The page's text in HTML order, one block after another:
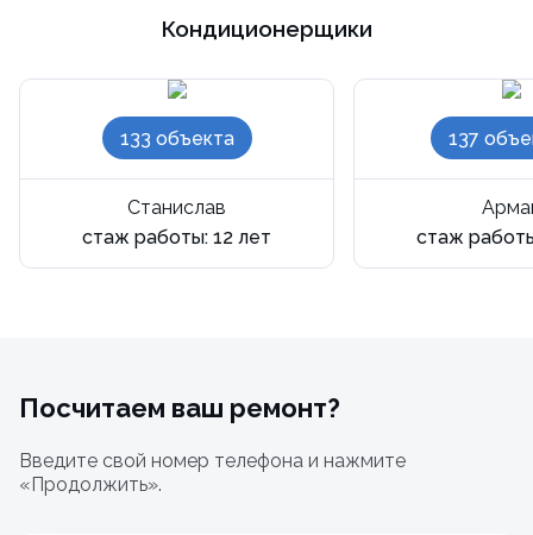
Кондиционерщики
133 объекта
Станислав
стаж работы: 12 лет
137
стаж
Посчитаем ваш ремонт?
Введите свой номер телефона и нажмите
«Продолжить».